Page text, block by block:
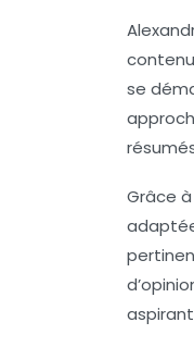
se
Grâce